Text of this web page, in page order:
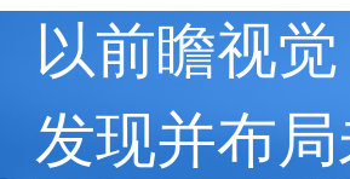
以前瞻视觉
发现并布